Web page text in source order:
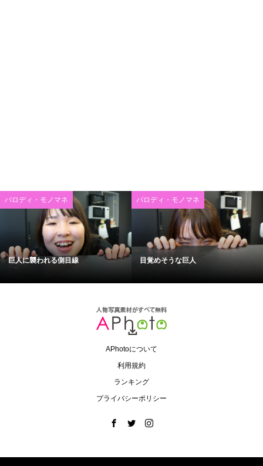
パロディ・モノマネ
巨人に襲われる側目線
パロディ・モノマネ
目覚めそうな巨人
APhotoについて
利用規約
ランキング
プライバシーポリシー